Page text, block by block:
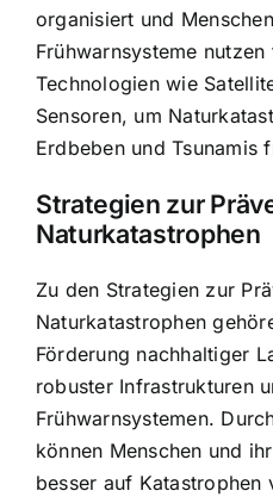
organisiert und
Frühwarnsysteme
Technologien wie
Sensoren, um
Erdbeben und Tsunamis
Strategien zur
Naturkatastrophen
Zu den Strategien zur
Naturkatastrophen
Förderung nachhaltiger
robuster Infrastrukturen
Frühwarnsystemen.
können Menschen und
besser auf Katastrophen